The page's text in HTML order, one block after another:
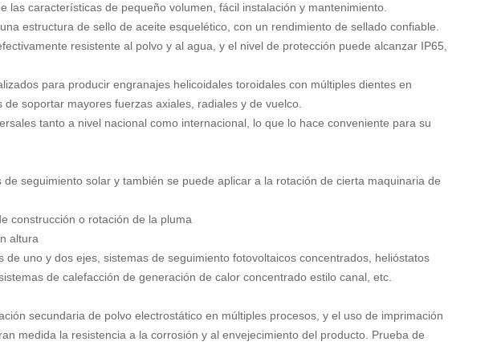
características de pequeño volumen, fácil instalación y mantenimiento.
estructura de sello de aceite esquelético, con un rendimiento de sellado confiable.
resistente al polvo y al agua, y el nivel de protección puede alcanzar IP65,
para producir engranajes helicoidales toroidales con múltiples dientes en
soportar mayores fuerzas axiales, radiales y de vuelco.
tanto a nivel nacional como internacional, lo que lo hace conveniente para su
seguimiento solar y también se puede aplicar a la rotación de cierta maquinaria de
construcción o rotación de la pluma
altura
de uno y dos ejes, sistemas de seguimiento fotovoltaicos concentrados, helióstatos
de calefacción de generación de calor concentrado estilo canal, etc.
secundaria de polvo electrostático en múltiples procesos, y el uso de imprimación
medida la resistencia a la corrosión y al envejecimiento del producto. Prueba de